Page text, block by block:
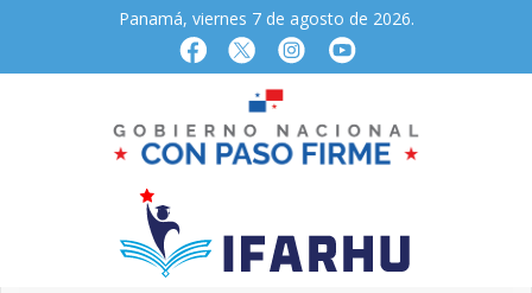
Panamá, viernes 7 de agosto de 2026.